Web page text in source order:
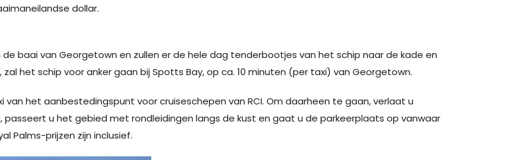
dollar.
baai van Georgetown en zullen er de hele dag tenderbootjes van het schip naar de kade en
het schip voor anker gaan bij Spotts Bay, op ca. 10 minuten (per taxi) van Georgetown.
van het aanbestedingspunt voor cruiseschepen van RCI. Om daarheen te gaan, verlaat u
u het gebied met rondleidingen langs de kust en gaat u de parkeerplaats op vanwaar
Palms-prijzen zijn inclusief.